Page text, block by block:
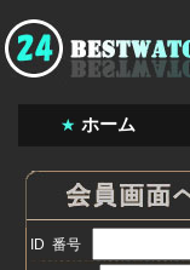
ホーム
ID 番号